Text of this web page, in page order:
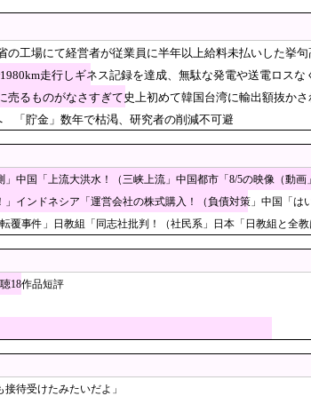
“刃物男”死亡！」 → ネットで拡散された現場
ードを持たない29万人がポイント給付事業から排除された」
ダバン」が日本初上陸！東京・新橋に1号店オー
れず在庫山積み「売れたこと」にし
行、動画撮影 54歳無職を再逮捕 動画770本も見つかる
年間５０００万円…出産・子育と両立できる環境整備し研究力
た新入社員、20年目の先輩を嘲笑して身元特定される」と話
代の映画スターかよ」
不足」倒産 過去最多の63件・・・東京商工リサーチ [8/7]
んじゃないですか？」
をしている自覚はあるんだな」と高市
……
を一周…防衛省が全航路を公開！
場の売り子は男がやれ！いつまで女性
審判員らに『性接待』をしていたことが判明 2011～12年にか
りトヨタに続き日本のホンダやスズキ
の工場にて経営者が従業員に半年以上給料未払いした挙
走行しギネス記録を達成、無駄な発電や送電ロスな
売るものがなさすぎて史上初めて韓国台湾に輸出額抜かさ
「貯金」数年で枯渇、研究者の削減不可避
中国「上流大洪水！（三峡上流」中国都市「8/5の映像（動
インドネシア「運営会社の株式購入！（負債対策」中国「は
覆事件」日教組「同志社批判！（社民系」日本「日教組と全
18作品短評
待受けたみたいだよ」